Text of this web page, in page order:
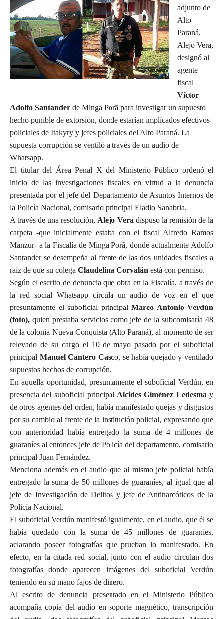
adjunto de
Alto
Paraná,
Alejo Vera,
designó al
agente
fiscal
Víctor
Adolfo Santander de Minga Porã para investigar un supuesto
hecho punible de extorsión, donde estarían implicados efectivos
policiales de Itakyry y jefes policiales del Alto Paraná. La
supuesta corrupción se ventiló a través de un audio de
Whatsapp.
El titular del Área Penal X del Ministerio Público ordenó el
inicio de las investigaciones fiscales en virtud a la denuncia
presentada por el jefe del Departamento de Asuntos Internos de
la Policía Nacional, comisario principal Eladio Sanabria.
A través de una resolución, Alejo Vera dispuso la remisión de la
carpeta -que inicialmente estaba con el fiscal Alfredo Ramos
Manzur- a la Fiscalía de MingaPorã, donde actualmente Adolfo
Santander se desempeña al frente de las dos unidades fiscales a
raíz de que su colega Claudelina Corvalán está con permiso.
Según el escrito de denuncia que obra en la Fiscalía, a través de
la red social Whatsapp circula un audio de voz en el que
presuntamente el suboficial principal Marco Antonio Verdún
(foto), quien prestaba servicios como jefe de la subcomisaría 48
de la colonia Nueva Conquista (Alto Paraná), al momento de ser
relevado de su cargo el 10 de mayo pasado por el suboficial
principal Manuel Cantero Casco, se había quejado y ventilado
supuestos hechos de corrupción.
En aquella oportunidad, presuntamente el suboficial Verdún, en
presencia del suboficial principal Alcides Giménez Ledesma y
de otros agentes del orden, había manifestado quejas y disgustos
por su cambio al frente de la institución policial, expresando que
con anterioridad había entregado la suma de 4 millones de
guaraníes al entonces jefe de Policía del departamento, comisario
principal Juan Fernández.
Menciona además en el audio que al mismo jefe policial había
entregado la suma de 50 millones de guaraníes, al igual que al
jefe de Investigación de Delitos y jefe de Antinarcóticos de la
Policía Nacional.
El suboficial Verdún manifestó igualmente, en el audio, que él se
había quedado con la suma de 45 millones de guaraníes,
aclarando poseer fotografías que prueban lo manifestado. En
efecto, en la citada red social, junto con el audio circulan dos
fotografías donde aparecen imágenes del suboficial Verdún
teniendo en su mano fajos de dinero.
Al escrito de denuncia presentado en el Ministerio Público
acompaña copia del audio en soporte magnético, transcripción